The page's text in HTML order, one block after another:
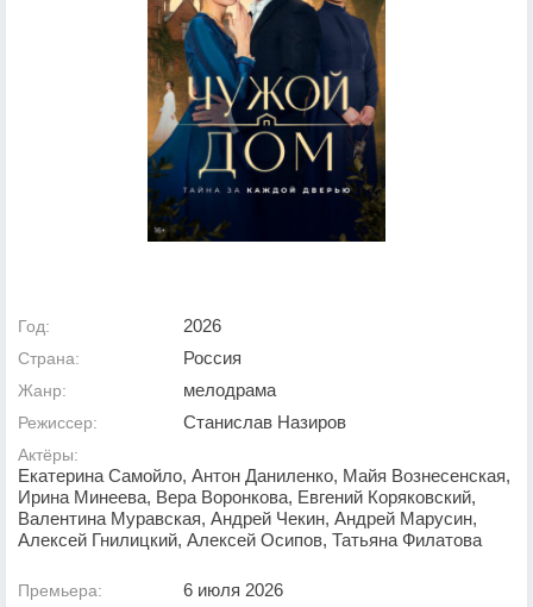
Год: 2026
Страна: Россия
Жанр: мелодрама
Режиссер: Станислав Назиров
Актёры:
Екатерина Самойло, Антон Даниленко, Майя Вознесенская,
Ирина Минеева, Вера Воронкова, Евгений Коряковский,
Валентина Муравская, Андрей Чекин, Андрей Марусин,
Алексей Гнилицкий, Алексей Осипов, Татьяна Филатова
Премьера: 6 июля 2026